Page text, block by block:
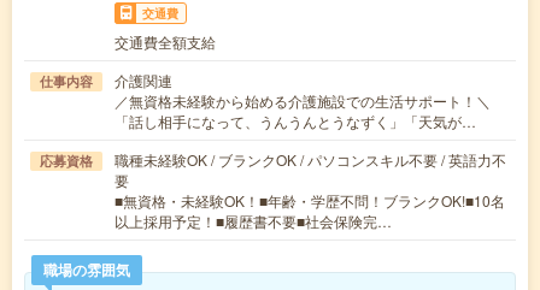
交通費
交通費全額支給
仕事内容
介護関連
／無資格未経験から始める介護施設での生活サポート！＼
「話し相手になって、うんうんとうなずく」「天気が…
応募資格
職種未経験OK / ブランクOK / パソコンスキル不要 / 英語力不
要
■無資格・未経験OK！■年齢・学歴不問！ブランクOK!■10名
以上採用予定！■履歴書不要■社会保険完…
職場の雰囲気